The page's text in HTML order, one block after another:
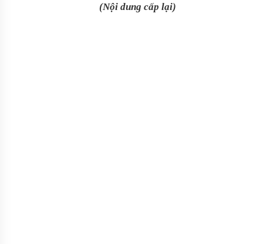
(Nội dung cấp lại)